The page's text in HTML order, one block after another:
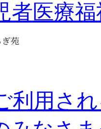
者医療
利用さ